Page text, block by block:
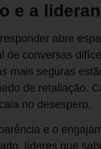
e a
abre
de conversas
mais seguras
de retaliação.
no desespero.
e o
líderes que